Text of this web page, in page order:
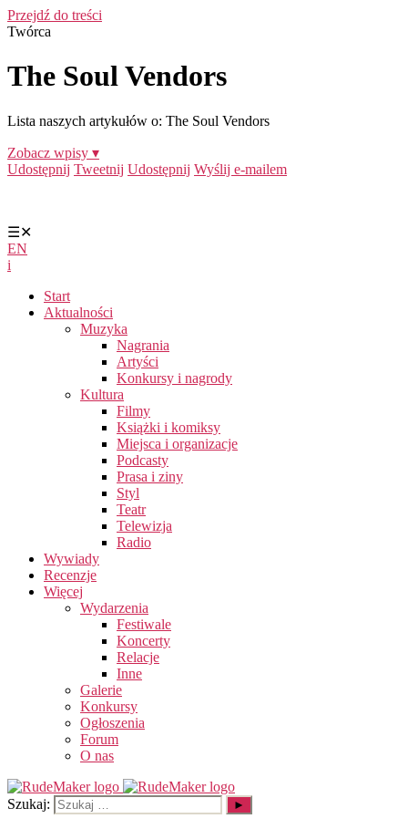
Przejdź do treści
Twórca
The Soul Vendors
Lista naszych artykułów o: The Soul Vendors
Zobacz wpisy ▾
Udostępnij Tweetnij Udostępnij Wyślij e-mailem
☰✕
EN
i
Start
Aktualności
Muzyka
Nagrania
Artyści
Konkursy i nagrody
Kultura
Filmy
Książki i komiksy
Miejsca i organizacje
Podcasty
Prasa i ziny
Styl
Teatr
Telewizja
Radio
Wywiady
Recenzje
Więcej
Wydarzenia
Festiwale
Koncerty
Relacje
Inne
Galerie
Konkursy
Ogłoszenia
Forum
O nas
Szukaj: